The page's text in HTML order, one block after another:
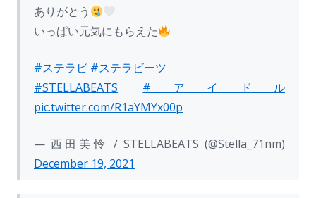
ありがとう
いっぱい元気にもらえた
#ステラビ #ステラビーツ
#STELLABEATS
#アイドル
pic.twitter.com/R1aYMYx00p
— 西田美怜 / STELLABEATS (@Stella_71nm)
December 19, 2021